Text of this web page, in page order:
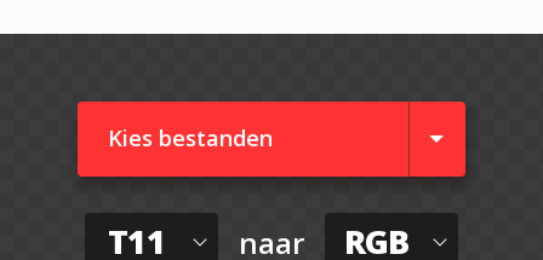
Kies bestanden
T11 naar RGB